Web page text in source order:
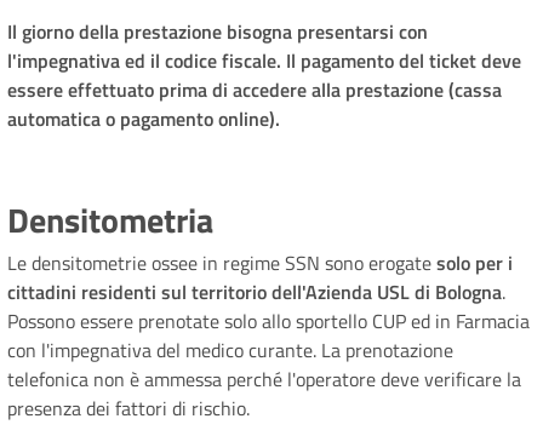
Il giorno della prestazione bisogna presentarsi con
l'impegnativa ed il codice fiscale. Il pagamento del ticket deve
essere effettuato prima di accedere alla prestazione (cassa
automatica o pagamento online).
Densitometria
Le densitometrie ossee in regime SSN sono erogatesolo per i
cittadini residenti sul territorio dell'Azienda USL di Bologna.
Possono essere prenotate solo allo sportello CUP ed in Farmacia
con l'impegnativa del medico curante. La prenotazione
telefonica non è ammessa perché l'operatore deve verificare la
presenza dei fattori di rischio.